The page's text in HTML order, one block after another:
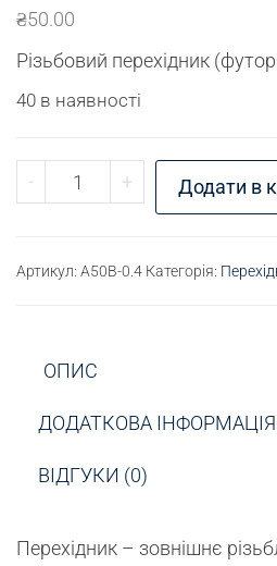
₴50.00
Різьбовий перехідник
40 в наявності
- Перехідник різьбовий
+ Додати в
Артикул: A50B-0.4 Категорія:
ОПИС
ДОДАТКОВА ІНФОРМАЦІЯ
ВІДГУКИ (0)
Перехідник – зовнішнє